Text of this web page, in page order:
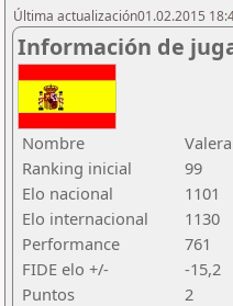
Última actualización01.02.2015
Información de
Nombre
Ranking inicial
99
Elo nacional
1101
Elo internacional
1130
Performance
761
FIDE elo +/-
-15,2
Puntos
2